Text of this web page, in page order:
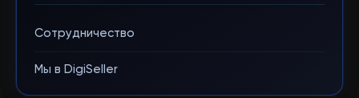
Сотрудничество
Мы в DigiSeller